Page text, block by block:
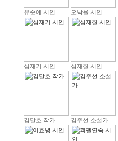
유순예 시인 오낙율 시인
심재기 시인 심재칠 시인
김달호 작가 김주선 소설가